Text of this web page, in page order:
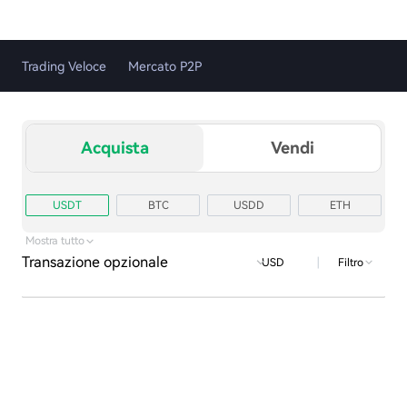
Trading Veloce Mercato P2P
Acquista Vendi
USDT BTC USDD ETH
TRX
Mostra tutto
Transazione opzionale USD | Filtro